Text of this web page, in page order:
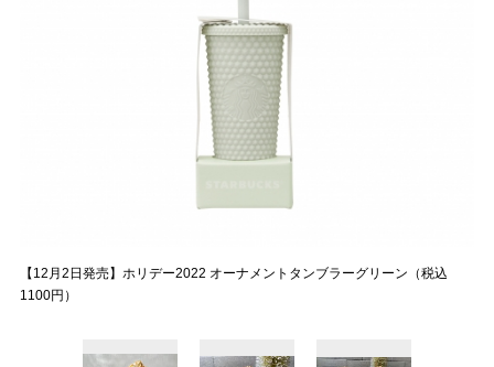
【12月2日発売】ホリデー2022 オーナメントタンブラーグリーン（税込
1100円）